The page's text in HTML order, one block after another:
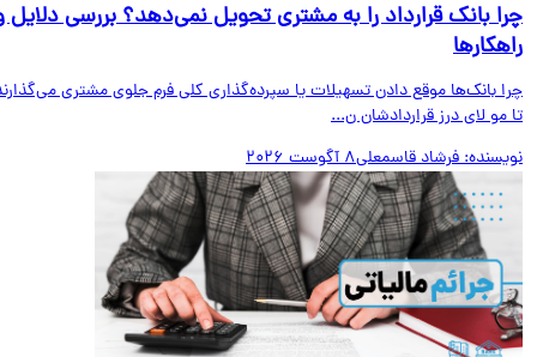
بانک قرارداد را به مشتری تحویل نمی‌دهد؟ بررسی دلایل و
بانک‌ها موقع دادن تسهیلات یا سپرده‌گذاری کلی فرم جلوی مشتری می‌گذارند
مو لای درز قراردادشان ن...
فرشاد قاسمعلی8 آگوست 2026